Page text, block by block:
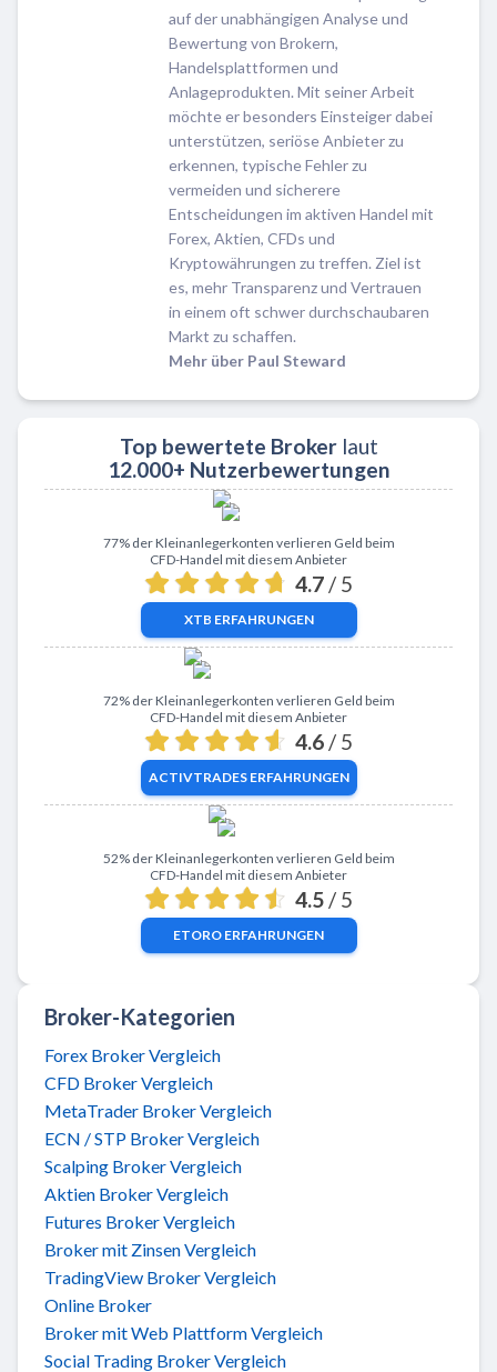
auf der unabhängigen Analyse und
Bewertung von Brokern,
Handelsplattformen und
Anlageprodukten. Mit seiner Arbeit
möchte er besonders Einsteiger dabei
unterstützen, seriöse Anbieter zu
erkennen, typische Fehler zu
vermeiden und sicherere
Entscheidungen im aktiven Handel mit
Forex, Aktien, CFDs und
Kryptowährungen zu treffen. Ziel ist
es, mehr Transparenz und Vertrauen
in einem oft schwer durchschaubaren
Markt zu schaffen.
Mehr über Paul Steward
Top bewertete Brokerlaut
12.000+ Nutzerbewertungen
Zu XTB
77% der Kleinanlegerkonten verlieren Geld beim
CFD-Handel mit diesem Anbieter
4.7 / 5
XTB ERFAHRUNGEN
Zu ActivTrades
72% der Kleinanlegerkonten verlieren Geld beim
CFD-Handel mit diesem Anbieter
4.6 / 5
ACTIVTRADESERFAHRUNGEN
Zu eToro
52% der Kleinanlegerkonten verlieren Geld beim
CFD-Handel mit diesem Anbieter
4.5 / 5
ETORO ERFAHRUNGEN
Broker-Kategorien
Forex Broker Vergleich
CFD Broker Vergleich
MetaTrader Broker Vergleich
ECN / STP Broker Vergleich
Scalping Broker Vergleich
Aktien Broker Vergleich
Futures Broker Vergleich
Broker mit Zinsen Vergleich
TradingView Broker Vergleich
Online Broker
Broker mit Web Plattform Vergleich
Social Trading Broker Vergleich